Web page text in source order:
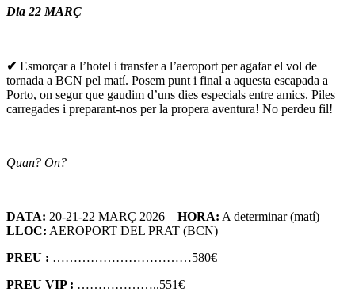
Dia 22 MARÇ
✔ Esmorçar a l’hotel i transfer a l’aeroport per agafar el vol de
tornada a BCN pel matí. Posem punt i final a aquesta escapada a
Porto, on segur que gaudim d’uns dies especials entre amics. Piles
carregades i preparant-nos per la propera aventura! No perdeu fil!
Quan? On?
DATA: 20-21-22 MARÇ 2026 – HORA: A determinar (matí) –
LLOC: AEROPORT DEL PRAT (BCN)
PREU : ……………………………580€
PREU VIP : ………………..551€